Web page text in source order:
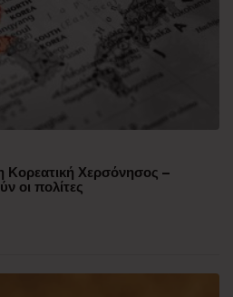
Κορεατική Χερσόνησος –
οι πολίτες